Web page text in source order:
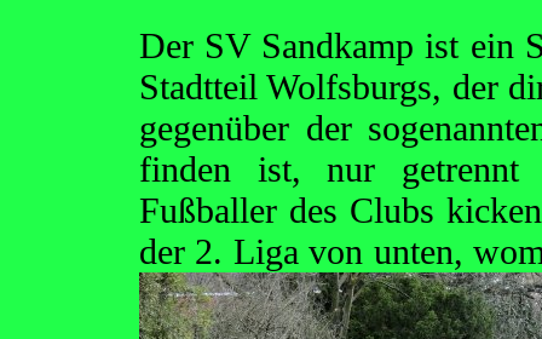
Der SV Sandkamp ist ein
Stadtteil Wolfsburgs, der
gegenüber der
finden ist, nur getrennt
Fußballer des Clubs
der 2. Liga von unten,